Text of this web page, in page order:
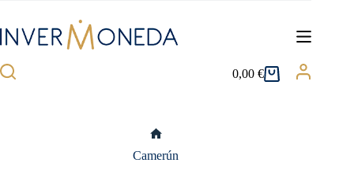
contenido
Carro
0,00€
Camerún